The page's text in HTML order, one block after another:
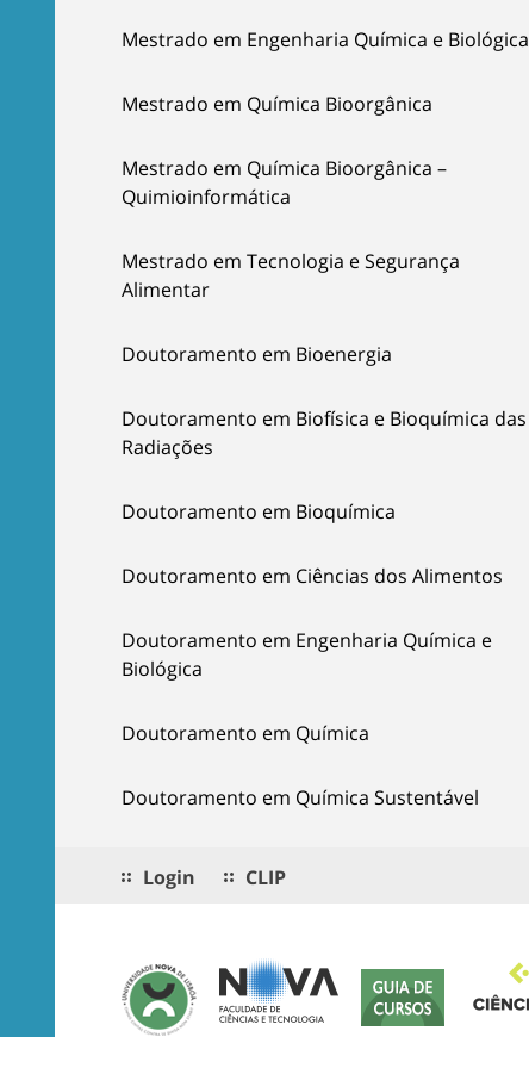
Mestrado em Engenharia Química e Biológica
Mestrado em Química Bioorgânica
Mestrado em Química Bioorgânica –
Quimioinformática
Mestrado em Tecnologia e Segurança
Alimentar
Doutoramento em Bioenergia
Doutoramento em Biofísica e Bioquímica das
Radiações
Doutoramento em Bioquímica
Doutoramento em Ciências dos Alimentos
Doutoramento em Engenharia Química e
Biológica
Doutoramento em Química
Doutoramento em Química Sustentável
Login CLIP